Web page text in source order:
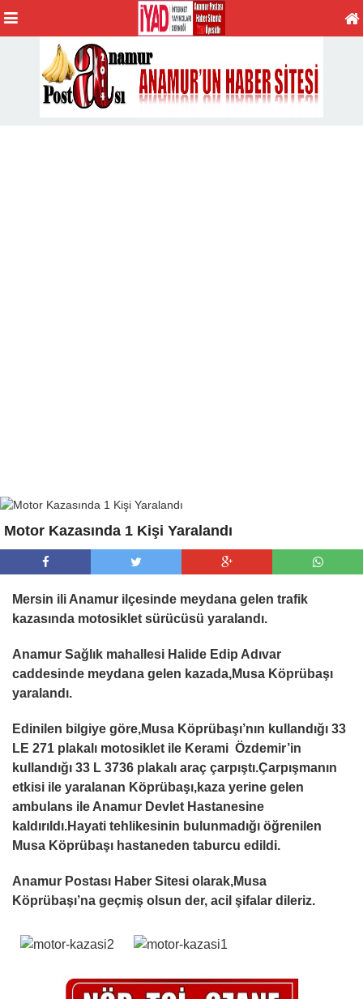
Motor Kazasında 1 Kişi Yaralandı
Mersin ili Anamur ilçesinde meydana gelen trafik
kazasında motosiklet sürücüsü yaralandı.
Anamur Sağlık mahallesi Halide Edip Adıvar
caddesinde meydana gelen kazada,Musa Köprübaşı
yaralandı.
Edinilen bilgiye göre,Musa Köprübaşı’nın kullandığı 33
LE 271 plakalı motosiklet ile Kerami Özdemir’in
kullandığı 33 L 3736 plakalı araç çarpıştı.Çarpışmanın
etkisi ile yaralanan Köprübaşı,kaza yerine gelen
ambulans ile Anamur Devlet Hastanesine
kaldırıldı.Hayati tehlikesinin bulunmadığı öğrenilen
Musa Köprübaşı hastaneden taburcu edildi.
Anamur Postası Haber Sitesi olarak,Musa
Köprübaşı’na geçmiş olsun der, acil şifalar dileriz.